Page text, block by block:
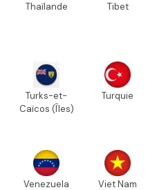
Thaïlande Tibet
Turks-et-
Caïcos (Îles)
Turquie
Venezuela Viet Nam